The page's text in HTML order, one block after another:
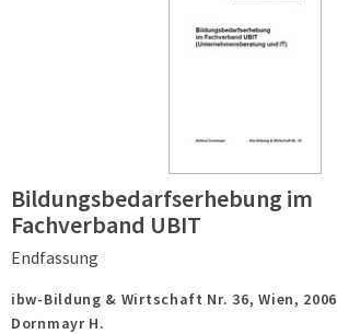
Bildungsbedarfserhebung im
Fachverband UBIT
Endfassung
ibw-Bildung & Wirtschaft Nr. 36,Wien, 2006
Dornmayr H.